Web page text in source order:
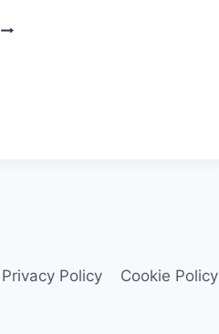
CUCINA
Privacy Policy Cookie Policy